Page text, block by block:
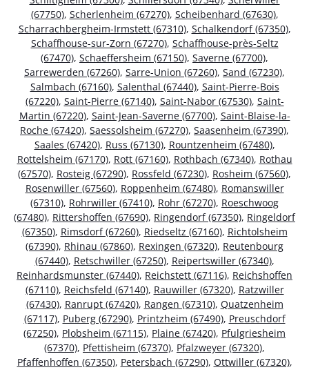
(67750), Scherlenheim (67270), Scheibenhard (67630),
Scharrachbergheim-Irmstett (67310), Schalkendorf (67350),
Schaffhouse-sur-Zorn (67270), Schaffhouse-près-Seltz
(67470), Schaeffersheim (67150), Saverne (67700),
Sarrewerden (67260), Sarre-Union (67260), Sand (67230),
Salmbach (67160), Salenthal (67440), Saint-Pierre-Bois
(67220), Saint-Pierre (67140), Saint-Nabor (67530), Saint-
Martin (67220), Saint-Jean-Saverne (67700), Saint-Blaise-la-
Roche (67420), Saessolsheim (67270), Saasenheim (67390),
Saales (67420), Russ (67130), Rountzenheim (67480),
Rottelsheim (67170), Rott (67160), Rothbach (67340), Rothau
(67570), Rosteig (67290), Rossfeld (67230), Rosheim (67560),
Rosenwiller (67560), Roppenheim (67480), Romanswiller
(67310), Rohrwiller (67410), Rohr (67270), Roeschwoog
(67480), Rittershoffen (67690), Ringendorf (67350), Ringeldorf
(67350), Rimsdorf (67260), Riedseltz (67160), Richtolsheim
(67390), Rhinau (67860), Rexingen (67320), Reutenbourg
(67440), Retschwiller (67250), Reipertswiller (67340),
Reinhardsmunster (67440), Reichstett (67116), Reichshoffen
(67110), Reichsfeld (67140), Rauwiller (67320), Ratzwiller
(67430), Ranrupt (67420), Rangen (67310), Quatzenheim
(67117), Puberg (67290), Printzheim (67490), Preuschdorf
(67250), Plobsheim (67115), Plaine (67420), Pfulgriesheim
(67370), Pfettisheim (67370), Pfalzweyer (67320),
Pfaffenhoffen (67350), Petersbach (67290), Ottwiller (67320),